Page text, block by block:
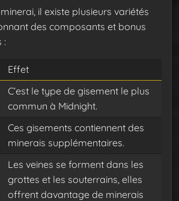
il existe plusieurs variétés
des composants et bonus
:
Effet
C’est le type de gisement le plus
commun à Midnight.
Ces gisements contiennent des
minerais supplémentaires.
Les veines se forment dans les
grottes et les souterrains, elles
offrent davantage de minerais